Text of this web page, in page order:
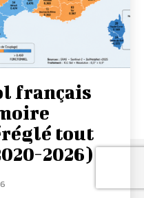
français
tout
2026)